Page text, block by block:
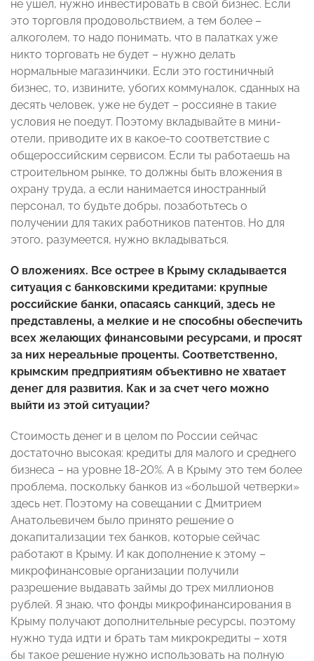
не ушел, нужно инвестировать в свой бизнес. Если
это торговля продовольствием, а тем более –
алкоголем, то надо понимать, что в палатках уже
никто торговать не будет – нужно делать
нормальные магазинчики. Если это гостиничный
бизнес, то, извините, убогих коммуналок, сданных на
десять человек, уже не будет – россияне в такие
условия не поедут. Поэтому вкладывайте в мини-
отели, приводите их в какое-то соответствие с
общероссийским сервисом. Если ты работаешь на
строительном рынке, то должны быть вложения в
охрану труда, а если нанимается иностранный
персонал, то будьте добры, позаботьтесь о
получении для таких работников патентов. Но для
этого, разумеется, нужно вкладываться.
О вложениях. Все острее в Крыму складывается
ситуация с банковскими кредитами: крупные
российские банки, опасаясь санкций, здесь не
представлены, а мелкие и не способны обеспечить
всех желающих финансовыми ресурсами, и просят
за них нереальные проценты. Соответственно,
крымским предприятиям объективно не хватает
денег для развития. Как и за счет чего можно
выйти из этой ситуации?
Стоимость денег и в целом по России сейчас
достаточно высокая: кредиты для малого и среднего
бизнеса – на уровне 18-20%. А в Крыму это тем более
проблема, поскольку банков из «большой четверки»
здесь нет. Поэтому на совещании с Дмитрием
Анатольевичем было принято решение о
докапитализации тех банков, которые сейчас
работают в Крыму. И как дополнение к этому –
микрофинансовые организации получили
разрешение выдавать займы до трех миллионов
рублей. Я знаю, что фонды микрофинансирования в
Крыму получают дополнительные ресурсы, поэтому
нужно туда идти и брать там микрокредиты – хотя
бы такое решение нужно использовать на полную